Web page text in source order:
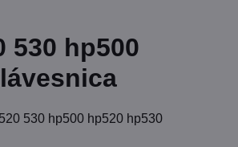
530 hp500
530 hp500 hp520 hp530